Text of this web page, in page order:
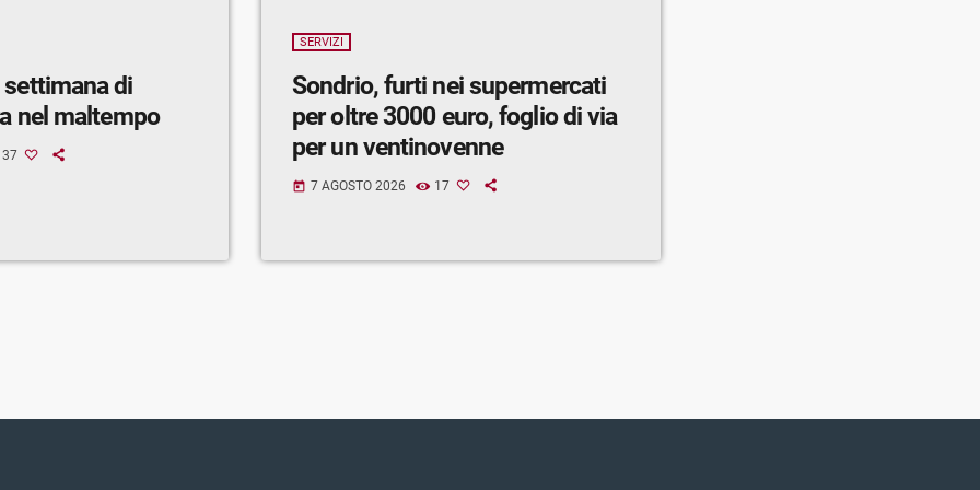
settimana di
nel maltempo
37
SERVIZI
Sondrio, furti nei supermercati
per oltre 3000 euro, foglio di via
per un ventinovenne
today 7 AGOSTO 2026 17